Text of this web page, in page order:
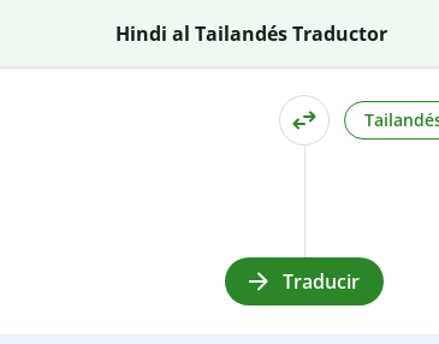
Hindi al Tailandés Traductor
Traducir